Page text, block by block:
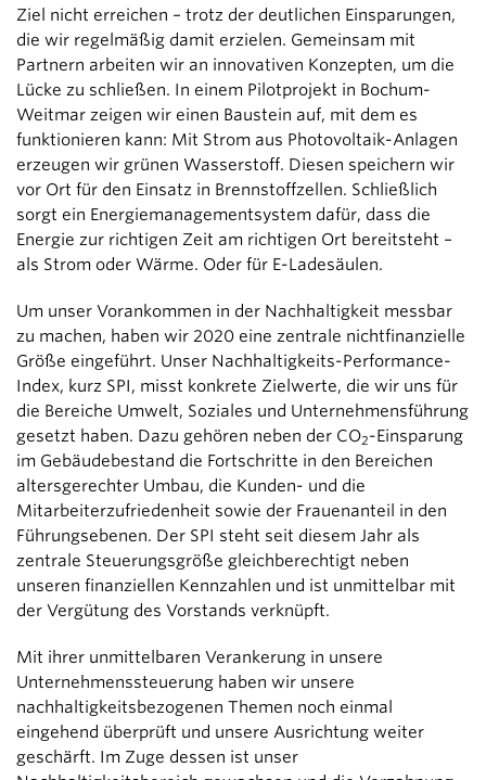
Ziel nicht erreichen – trotz der deutlichen Einsparungen,
die wir regelmäßig damit erzielen. Gemeinsam mit
Partnern arbeiten wir an innovativen Konzepten, um die
Lücke zu schließen. In einem Pilotprojekt in Bochum-
Weitmar zeigen wir einen Baustein auf, mit dem es
funktionieren kann: Mit Strom aus Photovoltaik-Anlagen
erzeugen wir grünen Wasserstoff. Diesen speichern wir
vor Ort für den Einsatz in Brennstoffzellen. Schließlich
sorgt ein Energiemanagementsystem dafür, dass die
Energie zur richtigen Zeit am richtigen Ort bereitsteht –
als Strom oder Wärme. Oder für E-Ladesäulen.
Um unser Vorankommen in der Nachhaltigkeit messbar
zu machen, haben wir 2020 eine zentrale nichtfinanzielle
Größe eingeführt. Unser Nachhaltigkeits-Performance-
Index, kurz SPI, misst konkrete Zielwerte, die wir uns für
die Bereiche Umwelt, Soziales und Unternehmensführung
gesetzt haben. Dazu gehören neben der CO2-Einsparung
im Gebäudebestand die Fortschritte in den Bereichen
altersgerechter Umbau, die Kunden- und die
Mitarbeiterzufriedenheit sowie der Frauenanteil in den
Führungsebenen. Der SPI steht seit diesem Jahr als
zentrale Steuerungsgröße gleichberechtigt neben
unseren finanziellen Kennzahlen und ist unmittelbar mit
der Vergütung des Vorstands verknüpft.
Mit ihrer unmittelbaren Verankerung in unsere
Unternehmenssteuerung haben wir unsere
nachhaltigkeitsbezogenen Themen noch einmal
eingehend überprüft und unsere Ausrichtung weiter
geschärft. Im Zuge dessen ist unser